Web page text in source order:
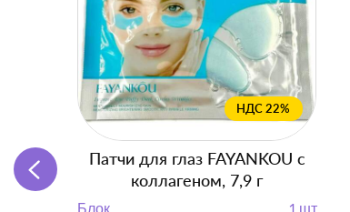
НДС 22%
Патчи для глаз FAYANKOU с
коллагеном, 7,9 г
Блок 1 шт